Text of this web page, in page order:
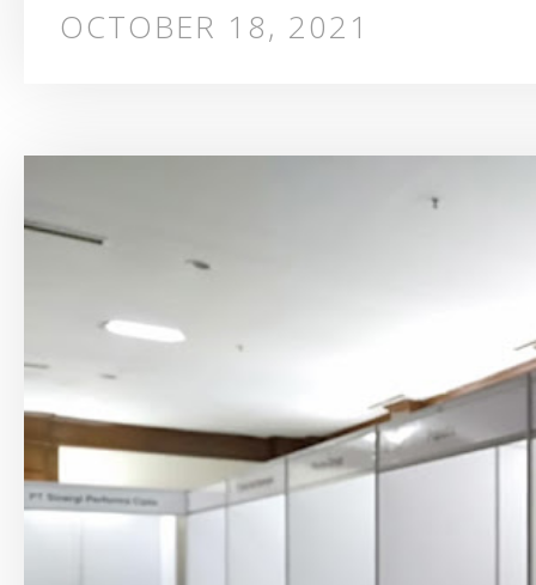
OCTOBER 18, 2021